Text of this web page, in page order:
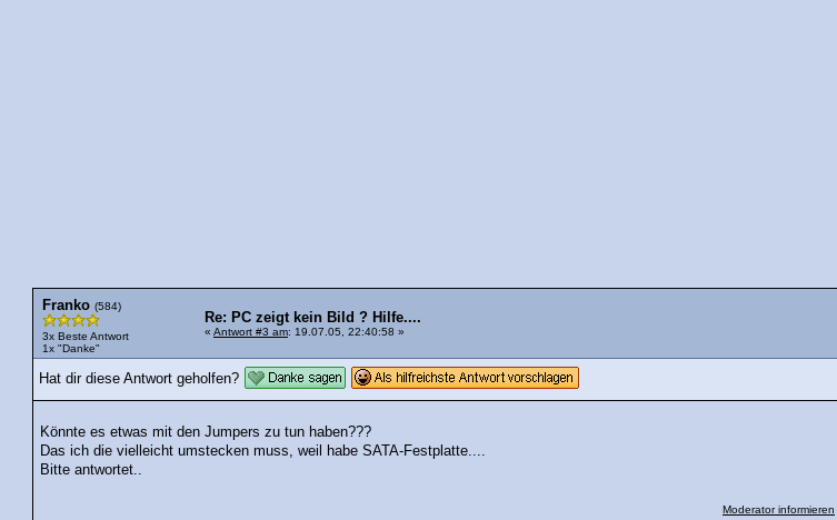
Franko (584)
3x Beste Antwort
1x "Danke"
Re: PC zeigt kein Bild ? Hilfe....
« Antwort #3 am: 19.07.05, 22:40:58 »
Hat dir diese Antwort geholfen?
Könnte es etwas mit den Jumpers zu tun haben???
Das ich die vielleicht umstecken muss, weil habe SATA-Festplatte....
Bitte antwortet..
Moderator informieren